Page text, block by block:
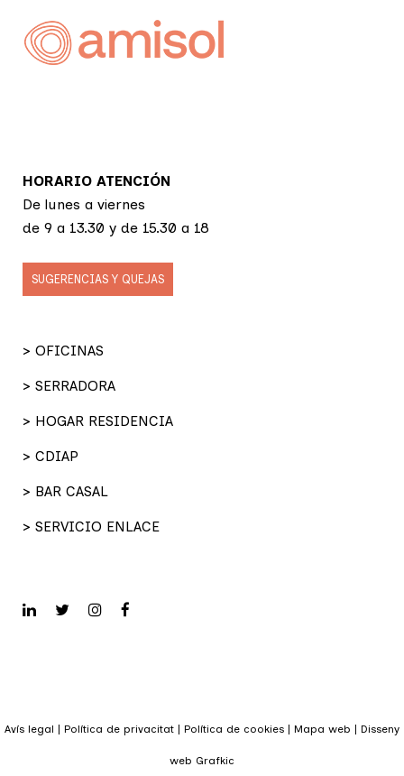
HORARIO ATENCIÓN
De lunes a viernes
de 9 a 13.30 y de 15.30 a 18
SUGERENCIAS Y QUEJAS
> OFICINAS
> SERRADORA
> HOGAR RESIDENCIA
> CDIAP
> BAR CASAL
> SERVICIO ENLACE
Avís legal Política de privacitat Política de cookies Mapa web Disseny
web Grafkic